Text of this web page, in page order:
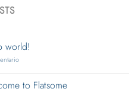
world!
to Flatsome